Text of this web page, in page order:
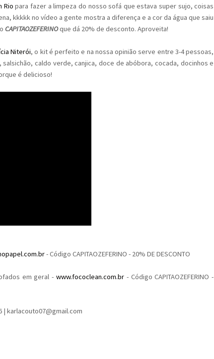
Rio para fazer a limpeza do nosso sofá que estava super sujo, coisas
kkkkk no vídeo a gente mostra a diferença e a cor da água que saiu
CAPITAOZEFERINOque dá 20% de desconto. Aproveita!
Niterói, o kit é perfeito e na nossa opinião serve entre 3-4 pessoas,
caldo verde, canjica, doce de abóbora, cocada, docinhos e
é delicioso!
- Código CAPITAOZEFERINO - 20% DE DESCONTO
em geral -www.fococlean.com.br - Código CAPITAOZEFERINO -
| karlacouto07@gmail.com